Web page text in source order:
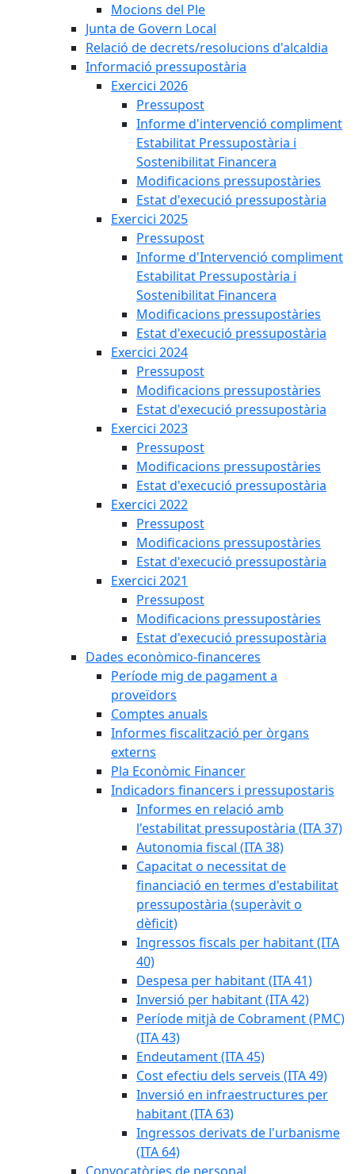
Mocions del Ple
Junta de Govern Local
Relació de decrets/resolucions d'alcaldia
Informació pressupostària
Exercici 2026
Pressupost
Informe d'intervenció compliment
Estabilitat Pressupostària i
Sostenibilitat Financera
Modificacions pressupostàries
Estat d'execució pressupostària
Exercici 2025
Pressupost
Informe d'Intervenció compliment
Estabilitat Pressupostària i
Sostenibilitat Financera
Modificacions pressupostàries
Estat d'execució pressupostària
Exercici 2024
Pressupost
Modificacions pressupostàries
Estat d'execució pressupostària
Exercici 2023
Pressupost
Modificacions pressupostàries
Estat d'execució pressupostària
Exercici 2022
Pressupost
Modificacions pressupostàries
Estat d'execució pressupostària
Exercici 2021
Pressupost
Modificacions pressupostàries
Estat d'execució pressupostària
Dades econòmico-financeres
Període mig de pagament a
proveïdors
Comptes anuals
Informes fiscalització per òrgans
externs
Pla Econòmic Financer
Indicadors financers i pressupostaris
Informes en relació amb
l'estabilitat pressupostària (ITA 37)
Autonomia fiscal (ITA 38)
Capacitat o necessitat de
financiació en termes d'estabilitat
pressupostària (superàvit o
dèficit)
Ingressos fiscals per habitant (ITA
40)
Despesa per habitant (ITA 41)
Inversió per habitant (ITA 42)
Període mitjà de Cobrament (PMC)
(ITA 43)
Endeutament (ITA 45)
Cost efectiu dels serveis (ITA 49)
Inversió en infraestructures per
habitant (ITA 63)
Ingressos derivats de l'urbanisme
(ITA 64)